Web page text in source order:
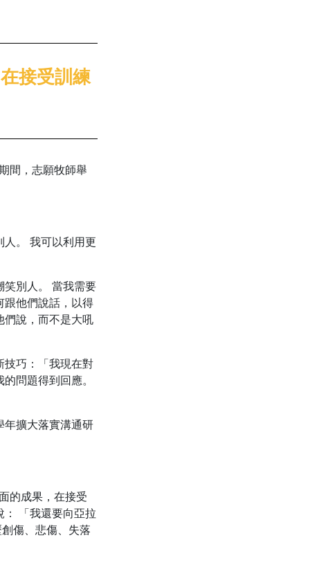
接受訓練
間，志願牧師舉
。 我可以利用更
別人。 當我需要
跟他們說話，以得
們說，而不是大吼
技巧：「我現在對
問題得到回應。
年擴大落實溝通研
的成果，在接受
「我還要向亞拉
傷、悲傷、失落